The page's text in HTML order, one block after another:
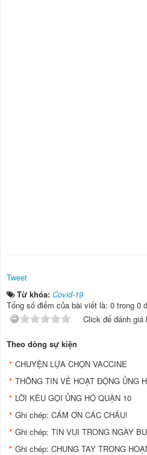
Tweet
Từ khóa: Covid-19
Tổng số điểm của bài viết là: 0 trong 0
Click để đánh giá
Theo dòng sự kiện
CHUYỆN LỰA CHỌN VACCINE
THÔNG TIN VỀ HOẠT ĐỘNG ỦNG
LỜI KÊU GỌI ỦNG HỘ QUẬN 10
Ghi chép: CÁM ƠN CÁC CHÁU!
Ghi chép: TIN VUI TRONG NGÀY
Ghi chép: CHUNG TAY TRONG